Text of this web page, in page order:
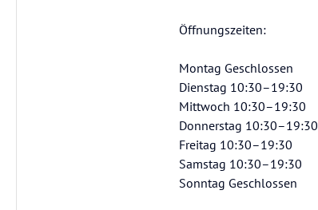
Öffnungszeiten:
Montag Geschlossen
Dienstag 10:30–19:30
Mittwoch 10:30–19:30
Donnerstag 10:30–19:30
Freitag 10:30–19:30
Samstag 10:30–19:30
Sonntag Geschlossen